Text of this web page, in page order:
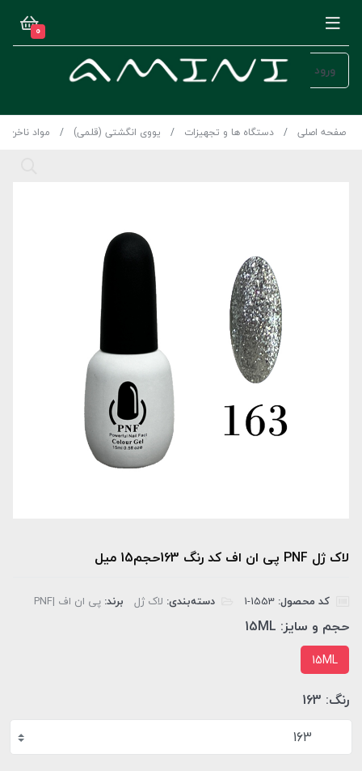
0
ورود
صفحه اصلی دستگاه ها و تجهیزات یووی انگشتی (قلمی) مواد ناخن
لاک ژل PNF پی ان اف کد رنگ 163حجم15 میل
کد محصول: دسته‌بندی: لاک ژل برند: پی ان اف |PNF
حجم و سایز: 15ML
15ML
رنگ: 163
163